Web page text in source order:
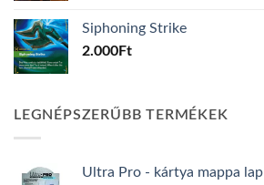
Siphoning Strike
2.000Ft
LEGNÉPSZERŰBB TERMÉKEK
Ultra Pro - kártya mappa lap